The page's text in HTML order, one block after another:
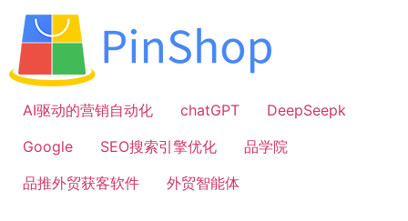
容
AI驱动的营销自动化
chatGPT
DeepSeepk
Google
SEO搜索引擎优化
品学院
品推外贸获客软件
外贸智能体